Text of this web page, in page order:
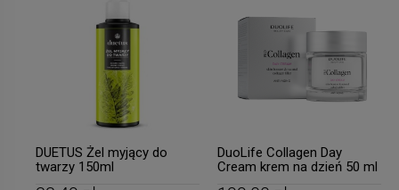
DUETUS Żel myjący do
twarzy 150ml
DuoLife Collagen Day
Cream krem na dzień 50 ml